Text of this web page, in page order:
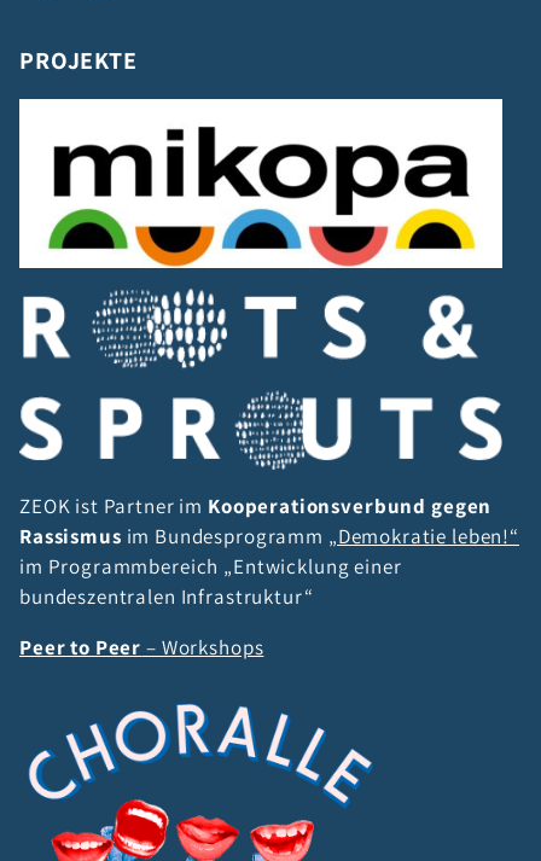
PROJEKTE
ZEOK ist Partner im Kooperationsverbund gegen
Rassismus im Bundesprogramm „Demokratie leben!“
im Programmbereich „Entwicklung einer
bundeszentralen Infrastruktur“
Peer to Peer – Workshops